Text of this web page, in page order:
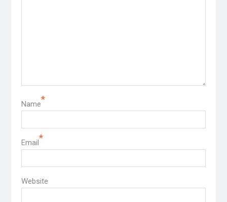
Name*
Email*
Website